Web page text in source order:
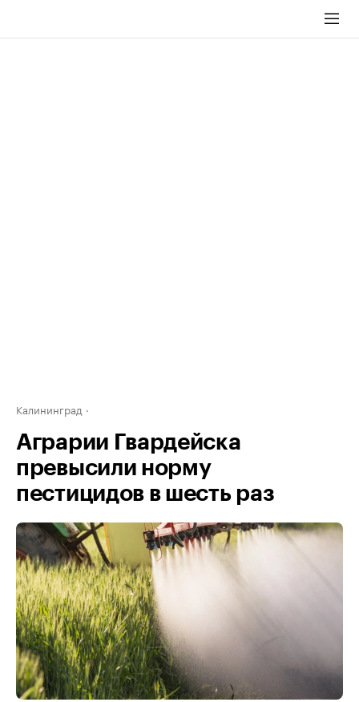
Калининград
Аграрии Гвардейска
превысили норму
пестицидов в шесть раз